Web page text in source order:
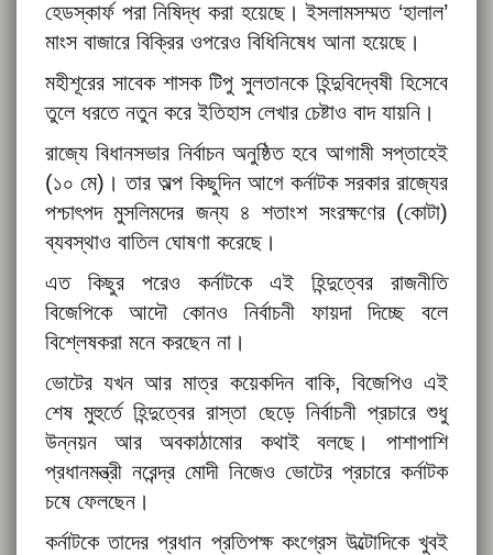
হেডস্কার্ফ পরা নিষিদ্ধ করা হয়েছে। ইসলামসম্মত ‘হালাল’
মাংস বাজারে বিক্রির ওপরেও বিধিনিষেধ আনা হয়েছে।
মহীশূরের সাবেক শাসক টিপু সুলতানকে হিন্দুবিদ্বেষী হিসেবে
তুলে ধরতে নতুন করে ইতিহাস লেখার চেষ্টাও বাদ যায়নি।
রাজ্যে বিধানসভার নির্বাচন অনুষ্ঠিত হবে আগামী সপ্তাহেই
(১০ মে)। তার অল্প কিছুদিন আগে কর্নাটক সরকার রাজ্যের
পশ্চাৎপদ মুসলিমদের জন্য ৪ শতাংশ সংরক্ষণের (কোটা)
ব্যবস্থাও বাতিল ঘোষণা করেছে।
এত কিছুর পরেও কর্নাটকে এই হিন্দুত্বের রাজনীতি
বিজেপিকে আদৌ কোনও নির্বাচনী ফায়দা দিচ্ছে বলে
বিশ্লেষকরা মনে করছেন না।
ভোটের যখন আর মাত্র কয়েকদিন বাকি, বিজেপিও এই
শেষ মুহুর্তে হিন্দুত্বের রাস্তা ছেড়ে নির্বাচনী প্রচারে শুধু
উন্নয়ন আর অবকাঠামোর কথাই বলছে। পাশাপাশি
প্রধানমন্ত্রী নরেন্দ্র মোদী নিজেও ভোটের প্রচারে কর্নাটক
চষে ফেলছেন।
কর্নাটকে তাদের প্রধান প্রতিপক্ষ কংগ্রেস উল্টোদিকে খুবই